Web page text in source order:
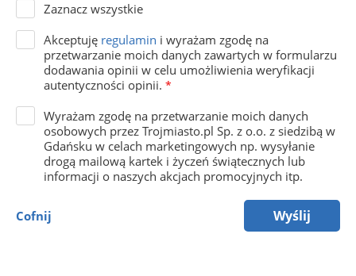
Zaznacz wszystkie
Akceptuję regulamin i wyrażam zgodę na
przetwarzanie moich danych zawartych w formularzu
dodawania opinii w celu umożliwienia weryfikacji
autentyczności opinii. *
Wyrażam zgodę na przetwarzanie moich danych
osobowych przez Trojmiasto.pl Sp. z o.o. z siedzibą w
Gdańsku w celach marketingowych np. wysyłanie
drogą mailową kartek i życzeń świątecznych lub
informacji o naszych akcjach promocyjnych itp.
Cofnij Wyślij